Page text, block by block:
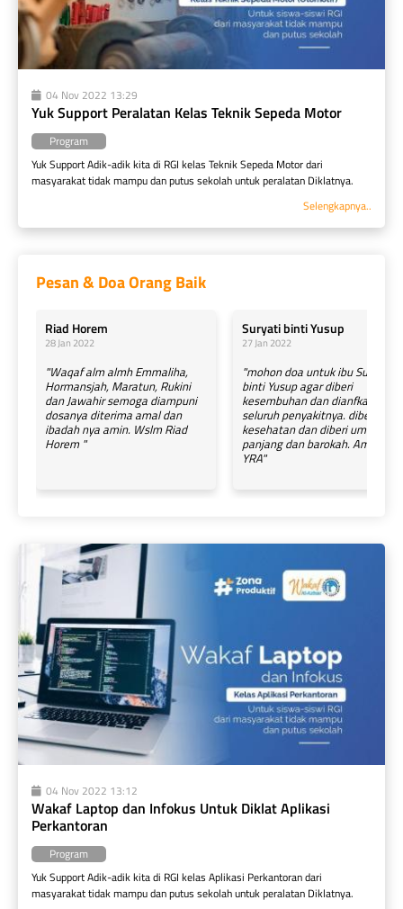
04 Nov 2022 13:29
Yuk Support Peralatan Kelas Teknik Sepeda Motor
Program
Yuk Support Adik-adik kita di RGI kelas Teknik Sepeda Motor dari
masyarakat tidak mampu dan putus sekolah untuk peralatan Diklatnya.
Selengkapnya..
Pesan & Doa Orang Baik
28 Jan 2022
"Waqaf alm almh Emmaliha,
Hormansjah, Maratun, Rukini
dan Jawahir semoga diampuni
dosanya diterima amal dan
ibadah nya amin. Wslm Riad
Horem "
Suryati binti Yusup
27 Jan 2022
"mohon doa untuk ibu Suryati
binti Yusup agar diberi
kesembuhan dan dianfkat
seluruh penyakitnya. diberi
kesehatan dan diberi umur
panjang dan barokah. Amin
YRA"
04 Nov 2022 13:12
Wakaf Laptop dan Infokus Untuk Diklat Aplikasi
Perkantoran
Program
Yuk Support Adik-adik kita di RGI kelas Aplikasi Perkantoran dari
masyarakat tidak mampu dan putus sekolah untuk peralatan Diklatnya.